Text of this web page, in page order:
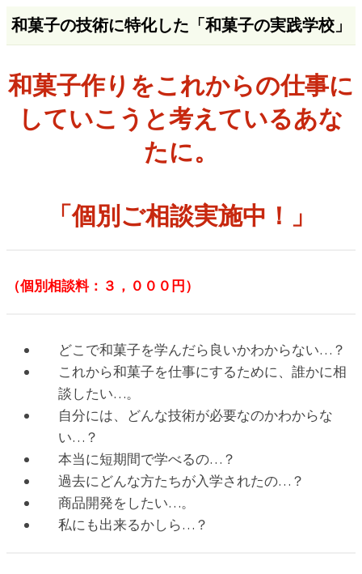
和菓子の技術に特化した「和菓子の実践学校」
和菓子作りをこれからの仕事に
していこうと考えているあな
たに。
「個別ご相談実施中！」
（個別相談料：３，０００円）
どこで和菓子を学んだら良いかわからない…？
これから和菓子を仕事にするために、誰かに相
談したい…。
自分には、どんな技術が必要なのかわからな
い…？
本当に短期間で学べるの…？
過去にどんな方たちが入学されたの…？
商品開発をしたい…。
私にも出来るかしら…？